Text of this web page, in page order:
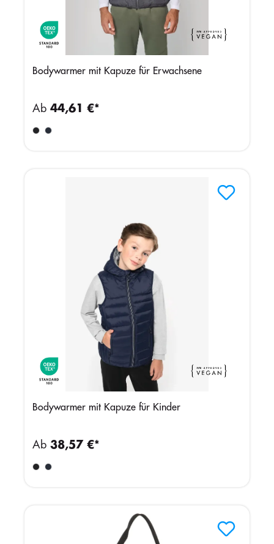
Bodywarmer mit Kapuze für Erwachsene
Ab 44,61 €*
Bodywarmer mit Kapuze für Kinder
Ab 38,57 €*